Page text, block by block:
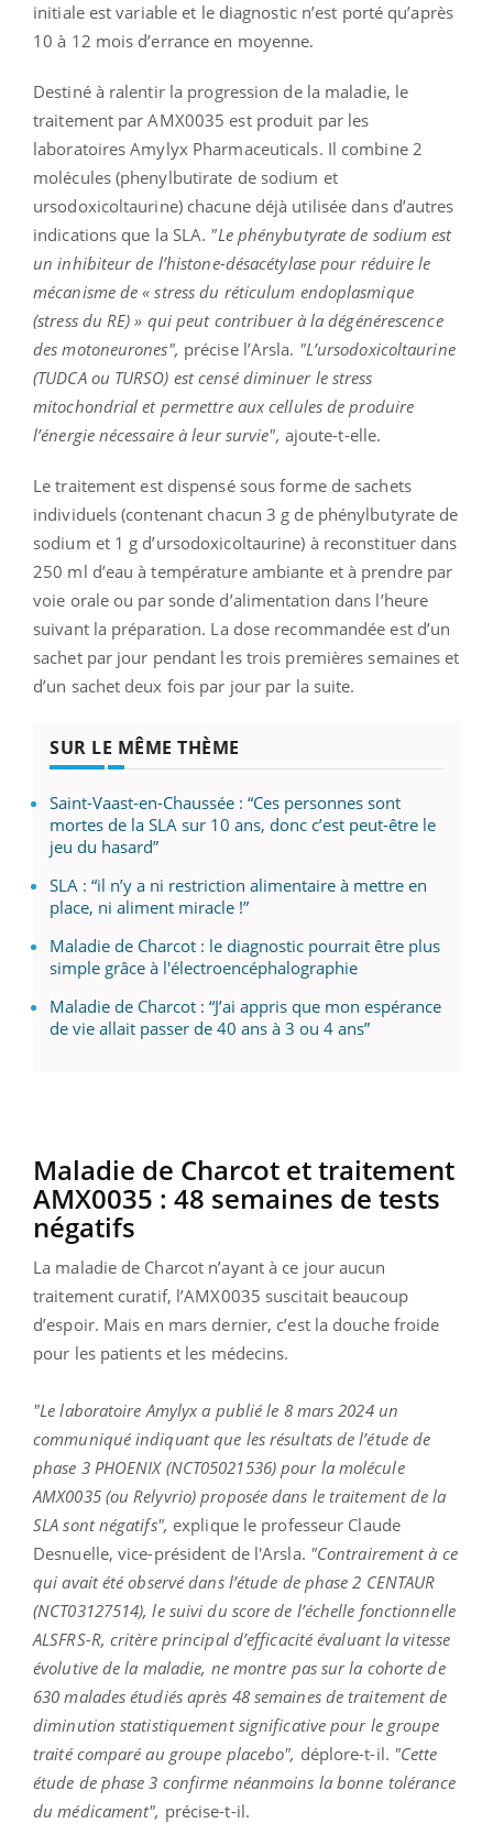
initiale est variable et le diagnostic n’est porté qu’après
10 à 12 mois d’errance en moyenne.
Destiné à ralentir la progression de la maladie, le
traitement par AMX0035 est produit par les
laboratoires Amylyx Pharmaceuticals. Il combine 2
molécules (phenylbutirate de sodium et
ursodoxicoltaurine) chacune déjà utilisée dans d’autres
indications que la SLA. "Le phénybutyrate de sodium est
un inhibiteur de l’histone-désacétylase pour réduire le
mécanisme de « stress du réticulum endoplasmique
(stress du RE) » qui peut contribuer à la dégénérescence
des motoneurones", précise l’Arsla. "L’ursodoxicoltaurine
(TUDCA ou TURSO) est censé diminuer le stress
mitochondrial et permettre aux cellules de produire
l’énergie nécessaire à leur survie", ajoute-t-elle.
Le traitement est dispensé sous forme de sachets
individuels (contenant chacun 3 g de phénylbutyrate de
sodium et 1 g d’ursodoxicoltaurine) à reconstituer dans
250 ml d’eau à température ambiante et à prendre par
voie orale ou par sonde d’alimentation dans l’heure
suivant la préparation. La dose recommandée est d’un
sachet par jour pendant les trois premières semaines et
d’un sachet deux fois par jour par la suite.
SUR LE MÊME THÈME
Saint-Vaast-en-Chaussée : “Ces personnes sont
mortes de la SLA sur 10 ans, donc c’est peut-être le
jeu du hasard”
SLA : “il n’y a ni restriction alimentaire à mettre en
place, ni aliment miracle !”
Maladie de Charcot : le diagnostic pourrait être plus
simple grâce à l'électroencéphalographie
Maladie de Charcot : “J’ai appris que mon espérance
de vie allait passer de 40 ans à 3 ou 4 ans”
Maladie de Charcot et traitement
AMX0035 : 48 semaines de tests
négatifs
La maladie de Charcot n’ayant à ce jour aucun
traitement curatif, l’AMX0035 suscitait beaucoup
d’espoir. Mais en mars dernier, c’est la douche froide
pour les patients et les médecins.
"Le laboratoire Amylyx a publié le 8 mars 2024 un
communiqué indiquant que les résultats de l’étude de
phase 3 PHOENIX (NCT05021536) pour la molécule
AMX0035 (ou Relyvrio) proposée dans le traitement de la
SLA sont négatifs", explique le professeur Claude
Desnuelle, vice-président de l'Arsla. "Contrairement à ce
qui avait été observé dans l’étude de phase 2 CENTAUR
(NCT03127514), le suivi du score de l’échelle fonctionnelle
ALSFRS-R, critère principal d’efficacité évaluant la vitesse
évolutive de la maladie, ne montre pas sur la cohorte de
630 malades étudiés après 48 semaines de traitement de
diminution statistiquement significative pour le groupe
traité comparé au groupe placebo", déplore-t-il. "Cette
étude de phase 3 confirme néanmoins la bonne tolérance
du médicament", précise-t-il.